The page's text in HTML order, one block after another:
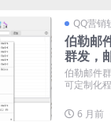
QQ营销
伯勒邮
群发，
邮件群
伯勒邮件
可定制化
6 月前